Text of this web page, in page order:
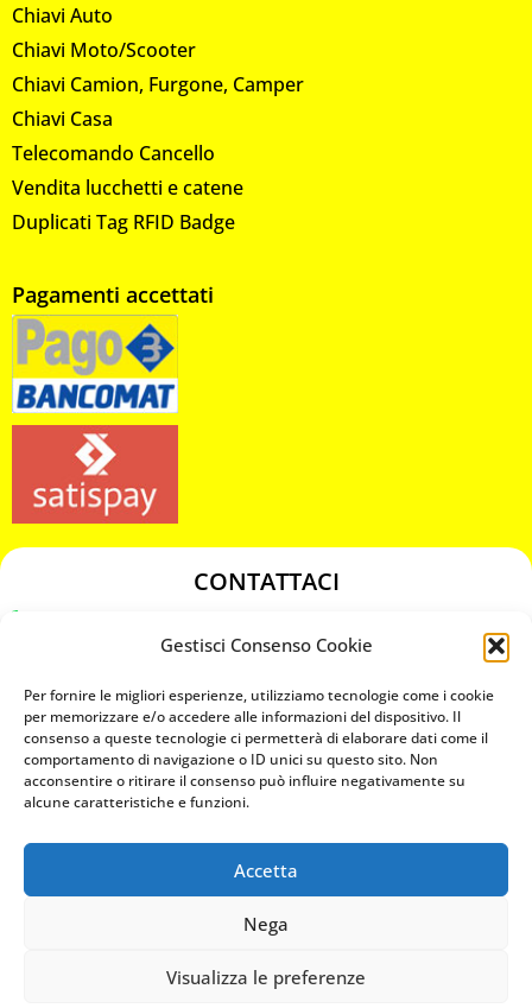
Gestisci Consenso Cookie
Per fornire le migliori esperienze, utilizziamo tecnologie come i cookie
per memorizzare e/o accedere alle informazioni del dispositivo. Il
consenso a queste tecnologie ci permetterà di elaborare dati come il
comportamento di navigazione o ID unici su questo sito. Non
acconsentire o ritirare il consenso può influire negativamente su
alcune caratteristiche e funzioni.
Accetta
Nega
Visualizza le preferenze
Chiavi Auto
Chiavi Moto/Scooter
Chiavi Camion, Furgone, Camper
Chiavi Casa
Telecomando Cancello
Vendita lucchetti e catene
Duplicati Tag RFID Badge
Pagamenti accettati
CONTATTACI
chiavicodificate@gmail.com
Privacy Policy
Cookie Policy
MAPS
CHIAMA ORA